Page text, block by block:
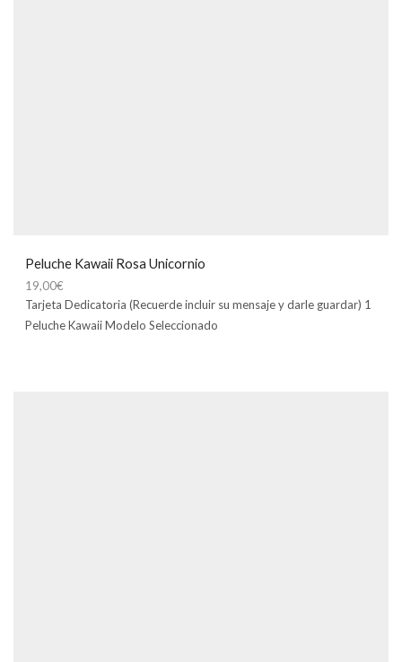
Peluche Kawaii Rosa Unicornio
19,00€
Tarjeta Dedicatoria (Recuerde incluir su mensaje y darle guardar) 1
Peluche Kawaii Modelo Seleccionado